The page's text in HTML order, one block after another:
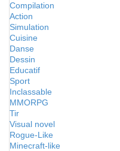
Compilation
Action
Simulation
Cuisine
Danse
Dessin
Educatif
Sport
Inclassable
MMORPG
Tir
Visual novel
Rogue-Like
Minecraft-like